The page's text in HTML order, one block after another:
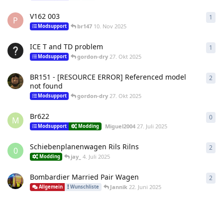
P V162 003
Modsupport br147 10. Nov 2025
1
ICE T and TD problem
Modsupport gordon-dry 27. Okt 2025
1
BR151 - [RESOURCE ERROR] Referenced model
not found
Modsupport gordon-dry 27. Okt 2025
2
M Br622
Modsupport Modding Miguel2004 27. Juli 2025
0
0 Schiebenplanenwagen Rils Rilns
Modding jay_ 4. Juli 2025
2
Bombardier Married Pair Wagen
Allgemein Wunschliste Jannik 22. Juni 2025
2